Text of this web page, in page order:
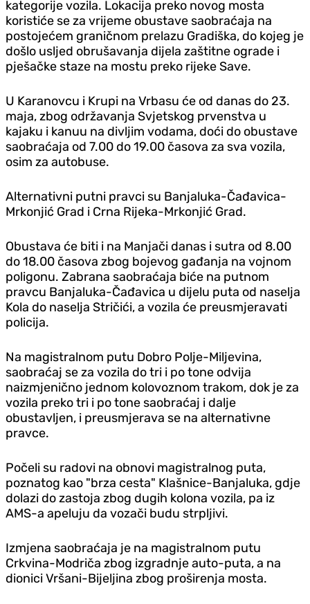
kategorije vozila. Lokacija preko novog mosta
koristiće se za vrijeme obustave saobraćaja na
postojećem graničnom prelazu Gradiška, do kojeg je
došlo usljed obrušavanja dijela zaštitne ograde i
pješačke staze na mostu preko rijeke Save.
U Karanovcu i Krupi na Vrbasu će od danas do 23.
maja, zbog održavanja Svjetskog prvenstva u
kajaku i kanuu na divljim vodama, doći do obustave
saobraćaja od 7.00 do 19.00 časova za sva vozila,
osim za autobuse.
Alternativni putni pravci su Banjaluka-Čađavica-
Mrkonjić Grad i Crna Rijeka-Mrkonjić Grad.
Obustava će biti i na Manjači danas i sutra od 8.00
do 18.00 časova zbog bojevog gađanja na vojnom
poligonu. Zabrana saobraćaja biće na putnom
pravcu Banjaluka-Čađavica u dijelu puta od naselja
Kola do naselja Stričići, a vozila će preusmjeravati
policija.
Na magistralnom putu Dobro Polje-Miljevina,
saobraćaj se za vozila do tri i po tone odvija
naizmjenično jednom kolovoznom trakom, dok je za
vozila preko tri i po tone saobraćaj i dalje
obustavljen, i preusmjerava se na alternativne
pravce.
Počeli su radovi na obnovi magistralnog puta,
poznatog kao "brza cesta" Klašnice-Banjaluka, gd‌je
dolazi do zastoja zbog dugih kolona vozila, pa iz
AMS-a apeluju da vozači budu strpljivi.
Izmjena saobraćaja je na magistralnom putu
Crkvina-Modriča zbog izgradnje auto-puta, a na
dionici Vršani-Bijeljina zbog proširenja mosta.